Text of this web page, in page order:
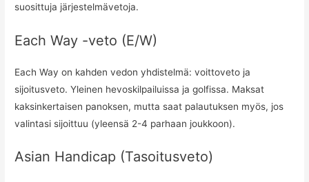
suosittuja järjestelmävetoja.
Each Way -veto (E/W)
Each Way on kahden vedon yhdistelmä: voittoveto ja
sijoitusveto. Yleinen hevoskilpailuissa ja golfissa. Maksat
kaksinkertaisen panoksen, mutta saat palautuksen myös, jos
valintasi sijoittuu (yleensä 2-4 parhaan joukkoon).
Asian Handicap (Tasoitusveto)